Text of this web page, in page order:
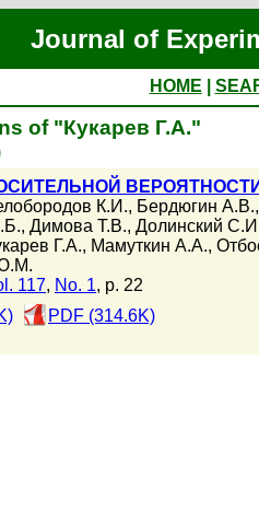
Journal of
HOME
of "Кукарев Г.А."
К.И., Бердюгин А.В.,
, Димова Т.В., Долинский
Г.А., Мамуткин А.А.,
117, No. 1, p. 22
PDF (314.6K)